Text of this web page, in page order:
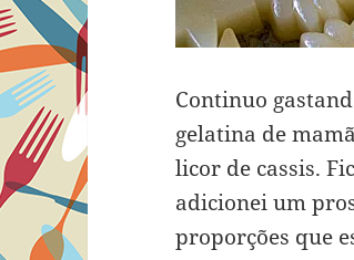
Continuo
gelatina de
licor de cassis.
adicionei um
proporções que